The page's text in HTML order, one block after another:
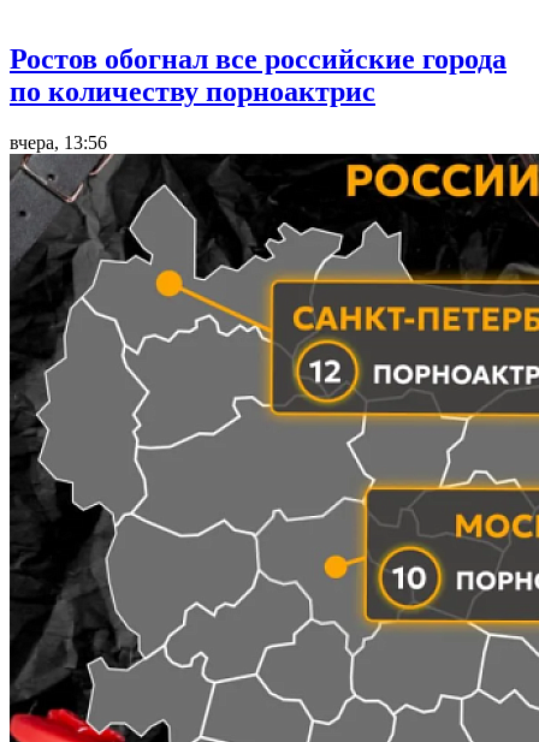
Ростов обогнал все российские города
по количеству порноактрис
вчера, 13:56